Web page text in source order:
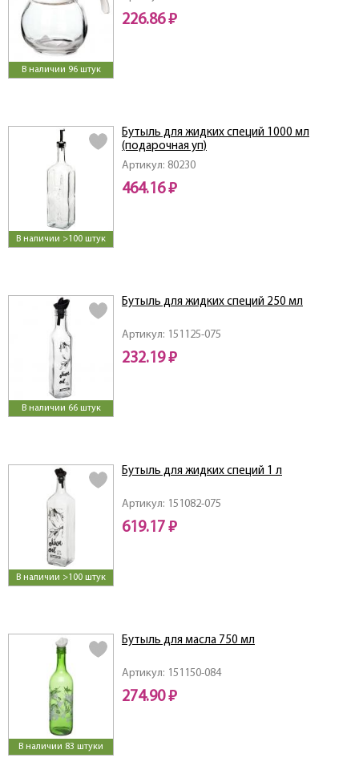
В наличии 96 штук
226.86 ₽
В наличии >100 штук
Артикул: 80230
Бутыль для жидких специй 1000 мл
(подарочная уп)
464.16 ₽
В наличии 66 штук
Артикул: 151125-075
Бутыль для жидких специй 250 мл
232.19 ₽
В наличии >100 штук
Артикул: 151082-075
Бутыль для жидких специй 1 л
619.17 ₽
В наличии 83 штуки
Артикул: 151150-084
Бутыль для масла 750 мл
274.90 ₽